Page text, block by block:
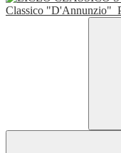
Classico "D'Annunzio"